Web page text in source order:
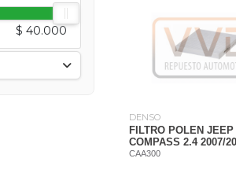
$ 40.000
DENSO
FILTRO POLEN JEEP
COMPASS 2.4 2007/
CAA300